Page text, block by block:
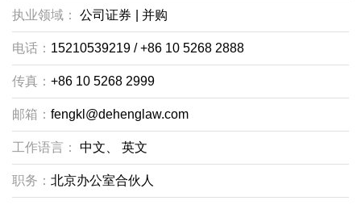
执业领域： 公司证券 并购
电话： 15210539219 / +86 10 5268 2888
传真： +86 10 5268 2999
邮箱： fengkl@dehenglaw.com
工作语言： 中文、 英文
职务： 北京办公室合伙人